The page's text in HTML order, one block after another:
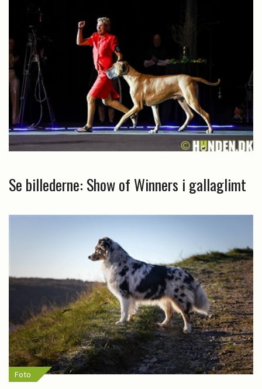
Se billederne: Show of Winners i gallaglimt
Foto